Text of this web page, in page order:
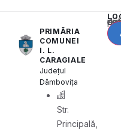
PRIMĂRIA
COMUNEI
I. L.
CARAGIALE
Județul
Dâmbovița
Str.
Principală,
Acest conținut este blocat până când acceptați categoria corespunzătoare de cookie-uri.